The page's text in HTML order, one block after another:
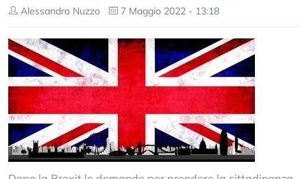
Alessandro Nuzzo 7 Maggio 2022 - 13:18